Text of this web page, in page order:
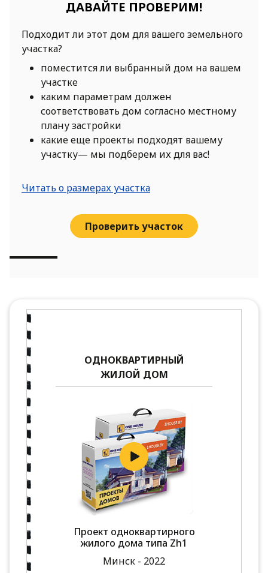
ДАВАЙТЕ ПРОВЕРИМ!
Подходит ли этот дом для вашего земельного
участка?
поместится ли выбранный дом на вашем
участке
каким параметрам должен
соответствовать дом согласно местному
плану застройки
какие еще проекты подходят вашему
участку— мы подберем их для вас!
Читать о размерах участка
Проверить участок
ОДНОКВАРТИРНЫЙ
ЖИЛОЙ ДОМ
Проект одноквартирного
жилого дома типа Zh1
Минск - 2022